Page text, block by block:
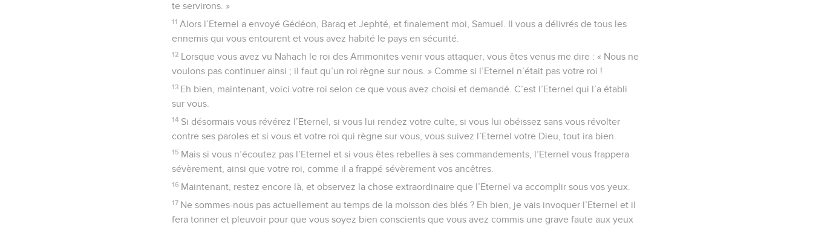
te servirons. »
11 Alors l’Eternel a envoyé Gédéon, Baraq et Jephté, et finalement moi, Samuel. Il vous a délivrés de tous les
ennemis qui vous entourent et vous avez habité le pays en sécurité.
12 Lorsque vous avez vu Nahach le roi des Ammonites venir vous attaquer, vous êtes venus me dire : « Nous ne
voulons pas continuer ainsi ; il faut qu’un roi règne sur nous. » Comme si l’Eternel n’était pas votre roi !
13 Eh bien, maintenant, voici votre roi selon ce que vous avez choisi et demandé. C’est l’Eternel qui l’a établi
sur vous.
14 Si désormais vous révérez l’Eternel, si vous lui rendez votre culte, si vous lui obéissez sans vous révolter
contre ses paroles et si vous et votre roi qui règne sur vous, vous suivez l’Eternel votre Dieu, tout ira bien.
15 Mais si vous n’écoutez pas l’Eternel et si vous êtes rebelles à ses commandements, l’Eternel vous frappera
sévèrement, ainsi que votre roi, comme il a frappé sévèrement vos ancêtres.
16 Maintenant, restez encore là, et observez la chose extraordinaire que l’Eternel va accomplir sous vos yeux.
17 Ne sommes-nous pas actuellement au temps de la moisson des blés ? Eh bien, je vais invoquer l’Eternel et il
fera tonner et pleuvoir pour que vous soyez bien conscients que vous avez commis une grave faute aux yeux